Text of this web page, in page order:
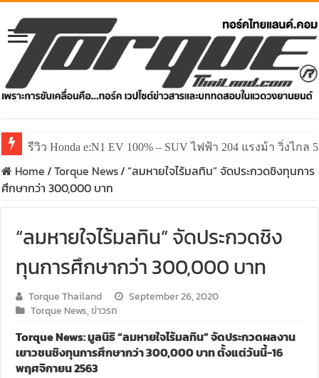
รีวิว ลองขับ All New GWM HAVAL H6 ปรับโฉมหน้าใหม่
Home/Torque News/“ลมหายใจไร้มลทิน” จัดประกวดชิงทุนการ
ศึกษากว่า 300,000 บาท
“ลมหายใจไร้มลทิน” จัดประกวดชิง
ทุนการศึกษากว่า 300,000 บาท
Torque Thailand
September 26, 2020
Torque News,ข่าวรถ
Torque News: มูลนิธิ “ลมหายใจไร้มลทิน” จัดประกวดผลงาน
เยาวชนชิงทุนการศึกษากว่า 300,000 บาท ตั้งแต่วันนี้-16
พฤศจิกายน 2563